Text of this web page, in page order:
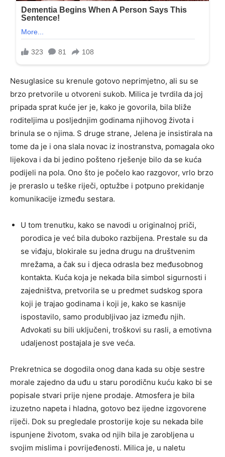
Nesuglasice su krenule gotovo neprimjetno, ali su se
brzo pretvorile u otvoreni sukob. Milica je tvrdila da joj
pripada sprat kuće jer je, kako je govorila, bila bliže
roditeljima u posljednjim godinama njihovog života i
brinula se o njima. S druge strane, Jelena je insistirala na
tome da je i ona slala novac iz inostranstva, pomagala oko
lijekova i da bi jedino pošteno rješenje bilo da se kuća
podijeli na pola. Ono što je počelo kao razgovor, vrlo brzo
je preraslo u teške riječi, optužbe i potpuno prekidanje
komunikacije između sestara.
U tom trenutku, kako se navodi u originalnoj priči,
porodica je već bila duboko razbijena. Prestale su da
se viđaju, blokirale su jedna drugu na društvenim
mrežama, a čak su i djeca odrasla bez međusobnog
kontakta. Kuća koja je nekada bila simbol sigurnosti i
zajedništva, pretvorila se u predmet sudskog spora
koji je trajao godinama i koji je, kako se kasnije
ispostavilo, samo produbljivao jaz između njih.
Advokati su bili uključeni, troškovi su rasli, a emotivna
udaljenost postajala je sve veća.
Prekretnica se dogodila onog dana kada su obje sestre
morale zajedno da uđu u staru porodičnu kuću kako bi se
popisale stvari prije njene prodaje. Atmosfera je bila
izuzetno napeta i hladna, gotovo bez ijedne izgovorene
riječi. Dok su pregledale prostorije koje su nekada bile
ispunjene životom, svaka od njih bila je zarobljena u
svojim mislima i povrijeđenosti. Milica je, u naletu